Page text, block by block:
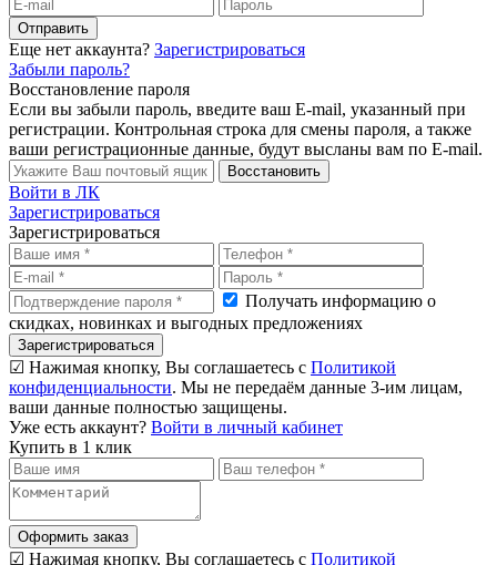
Отправить
Еще нет аккаунта? Зарегистрироваться
Забыли пароль?
Восстановление пароля
Если вы забыли пароль, введите ваш E-mail, указанный при
регистрации. Контрольная строка для смены пароля, а также
ваши регистрационные данные, будут высланы вам по E-mail.
Восстановить
Войти в ЛК
Зарегистрироваться
Зарегистрироваться
Получать информацию о
скидках, новинках и выгодных предложениях
Зарегистрироваться
☑ Нажимая кнопку, Вы соглашаетесь с Политикой
конфиденциальности. Мы не передаём данные 3-им лицам,
ваши данные полностью защищены.
Уже есть аккаунт? Войти в личный кабинет
Купить в 1 клик
Оформить заказ
☑ Нажимая кнопку, Вы соглашаетесь с Политикой